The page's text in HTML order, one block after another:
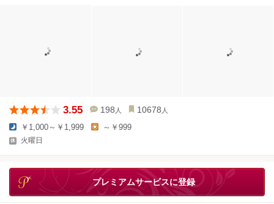
3.55 198 人 10678 人
￥1,000～￥1,999 ～￥999
火曜日
プレミアムサービスに登録